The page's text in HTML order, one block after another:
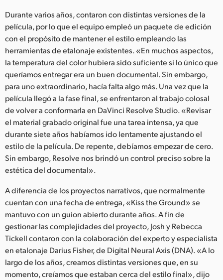
Durante varios años, contaron con distintas versiones de la
película, por lo que el equipo empleó un paquete de edición
con el propósito de mantener el estilo empleando las
herramientas de etalonaje existentes. «En muchos aspectos,
la temperatura del color hubiera sido suficiente si lo único que
queríamos entregar era un buen documental. Sin embargo,
para uno extraordinario, hacía falta algo más. Una vez que la
película llegó a la fase final, se enfrentaron al trabajo colosal
de volver a conformarla en DaVinci Resolve Studio. «Revisar
el material grabado original fue una tarea intensa, ya que
durante siete años habíamos ido lentamente ajustando el
estilo de la película. De repente, debíamos empezar de cero.
Sin embargo, Resolve nos brindó un control preciso sobre la
estética del documental».
A diferencia de los proyectos narrativos, que normalmente
cuentan con una fecha de entrega, «Kiss the Ground» se
mantuvo con un guion abierto durante años. A fin de
gestionar las complejidades del proyecto, Josh y Rebecca
Tickell contaron con la colaboración del experto y especialista
en etalonaje Darius Fisher, de Digital Neural Axis (DNA). «A lo
largo de los años, creamos distintas versiones que, en su
momento, creíamos que estaban cerca del estilo final», dijo